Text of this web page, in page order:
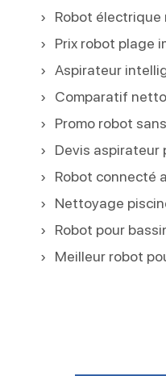
Robot
Prix robot plage
Aspirateur
Comparatif
Promo robot
Devis aspirateur
Robot connecté
Nettoyage
Robot pour
Meilleur robot